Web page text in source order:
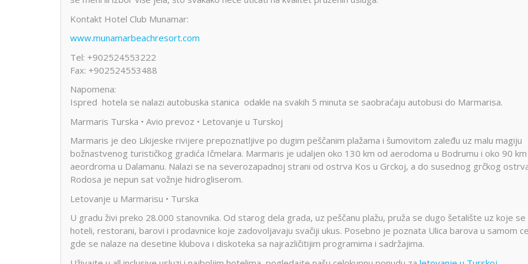
Kontakt Hotel Club Munamar:
www.munamarbeachresort.com
Tel: +902524553222
Fax: +902524553488
Napomena:
Ispred hotela se nalazi autobuska stanica odakle na svakih 5 minuta se saobraćaju autobusi do Marmarisa.
Marmaris Turska • Avio prevoz • Letovanje u Turskoj
Marmaris je deo Likijeske rivijere prepoznatljive po dugim peščanim plažama i šumovitom zaleđu uz malu magiju
božnastvenog turističkog gradića Ičmelara. Marmaris je udaljen oko 130 km od aerodoma u Bodrumu i oko 90
aeordroma u Dalamanu. Nalazi se na severozapadnoj strani od ostrva Kos u Grckoj, a do susednog grčkog
Rodosa je nepun sat vožnje hidrogliserom.
Letovanje u Marmarisu • Turska
U gradu živi preko 28.000 stanovnika. Od starog dela grada, uz peščanu plažu, pruža se dugo šetalište uz koje se
hoteli, restorani, barovi i prodavnice koje zadovoljavaju svačiji ukus. Posebno je poznata Ulica barova u samom
gde se nalaze na desetine klubova i diskoteka sa najrazličitijim programima i sadržajima.